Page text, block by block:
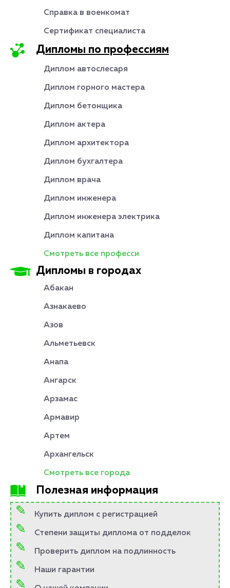
Справка в военкомат
Сертификат специалиста
Дипломы по профессиям
Диплом автослесаря
Диплом горного мастера
Диплом бетонщика
Диплом актера
Диплом архитектора
Диплом бухгалтера
Диплом врача
Диплом инженера
Диплом инженера электрика
Диплом капитана
Смотреть все професси
Дипломы в городах
Абакан
Азнакаево
Азов
Альметьевск
Анапа
Ангарск
Арзамас
Армавир
Артем
Архангельск
Смотреть все города
Полезная информация
Купить диплом с регистрацией
Степени защиты диплома от подделок
Проверить диплом на подлинность
Наши гарантии